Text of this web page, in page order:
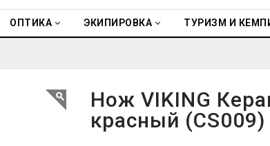
ОПТИКА ЭКИПИРОВКА ТУРИЗМ И
Нож VIKING
красный (СS009)